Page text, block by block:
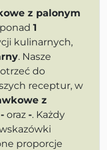
z palonym
1
kulinarnych,
. Nasze
do
receptur, w
z
- oraz -. Każdy
proporcje